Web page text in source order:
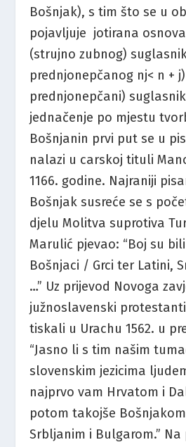
Bošnjak), s tim što se u
pojavljuje jotirana
(strujno zubnog)
prednjonepčanog nj< n +
prednjonepčani)
jednačenje po mjestu
Bošnjanin prvi put se u
nalazi u carskoj tituli
1166. godine. Najraniji
Bošnjak susreće se s
djelu Molitva suprotiva
Marulić pjevao: “Boj su
Bošnjaci / Grci ter Latini,
…” Uz prijevod Novoga
južnoslavenski
tiskali u Urachu 1562. u
“Jasno li s tim našim
slovenskim jezicima
najprvo vam Hrvatom i
potom takojše
Srbljanim i Bulgarom.” Na